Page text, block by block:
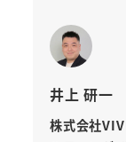
井上 研一
株式会社